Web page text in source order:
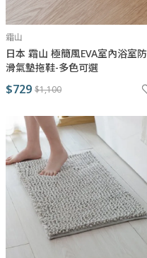
霜山
日本 霜山 極簡風EVA室內浴室防
滑氣墊拖鞋-多色可選
$729 $1,100